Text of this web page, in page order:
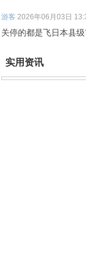
游客 2026年06月03日
关停的都是飞日本县
实用资讯